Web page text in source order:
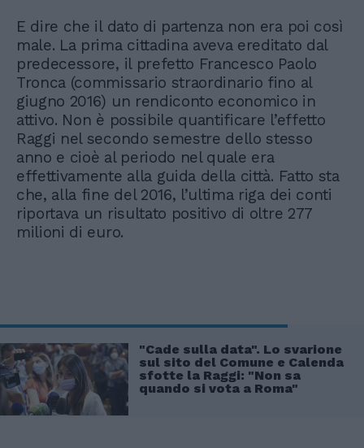
E dire che il dato di partenza non era poi così
male. La prima cittadina aveva ereditato dal
predecessore, il prefetto Francesco Paolo
Tronca (commissario straordinario fino al
giugno 2016) un rendiconto economico in
attivo. Non è possibile quantificare l’effetto
Raggi nel secondo semestre dello stesso
anno e cioè al periodo nel quale era
effettivamente alla guida della città. Fatto sta
che, alla fine del 2016, l’ultima riga dei conti
riportava un risultato positivo di oltre 277
milioni di euro.
"Cade sulla data". Lo svarione
sul sito del Comune e Calenda
sfotte la Raggi: "Non sa
quando si vota a Roma"